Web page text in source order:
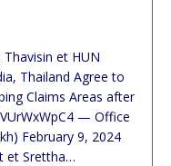
et HUN
Thailand Agree to
Claims Areas after
— Office
February 9, 2024
et Srettha…